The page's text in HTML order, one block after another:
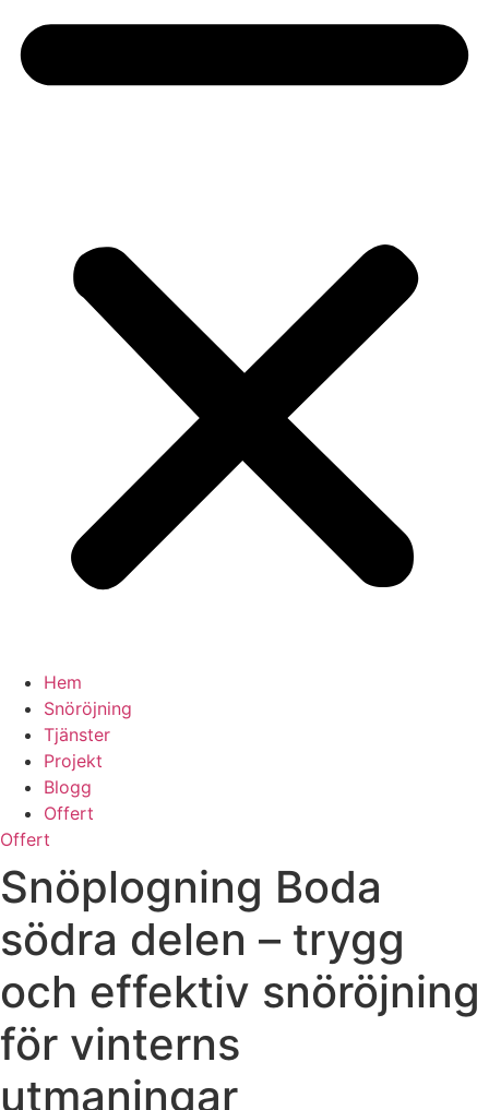
Hem
Snöröjning
Tjänster
Projekt
Blogg
Offert
Offert
Snöplogning Boda
södra delen – trygg
och effektiv snöröjning
för vinterns
utmaningar